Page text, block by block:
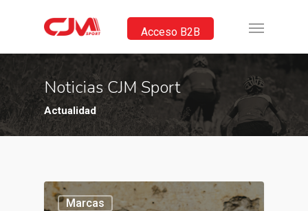
Acceso B2B
Noticias CJM Sport
Actualidad
Marcas